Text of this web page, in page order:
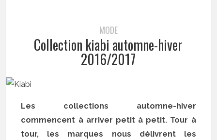
MODE
Collection kiabi automne-hiver
2016/2017
Les collections automne-hiver
commencent à arriver petit à petit. Tour à
tour, les marques nous délivrent les